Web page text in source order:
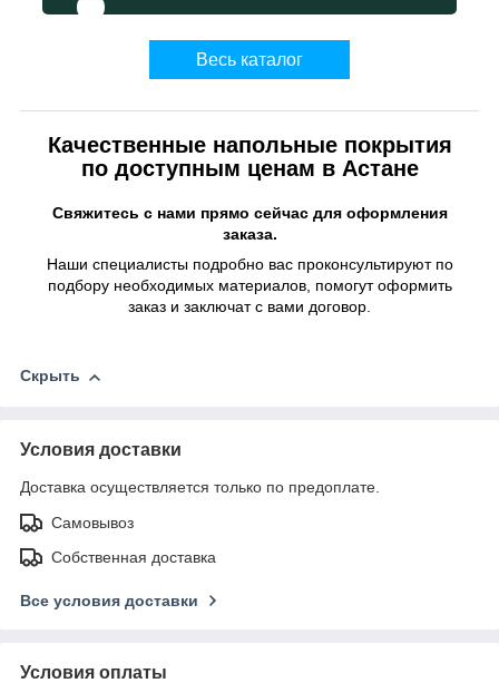
Весь каталог
Качественные напольные покрытия
по доступным ценам в Астане
Свяжитесь с нами прямо сейчас для оформления
заказа.
Наши специалисты подробно вас проконсультируют по
подбору необходимых материалов, помогут оформить
заказ и заключат с вами договор.
Скрыть
Условия доставки
Доставка осуществляется только по предоплате.
Самовывоз
Собственная доставка
Все условия доставки
Условия оплаты